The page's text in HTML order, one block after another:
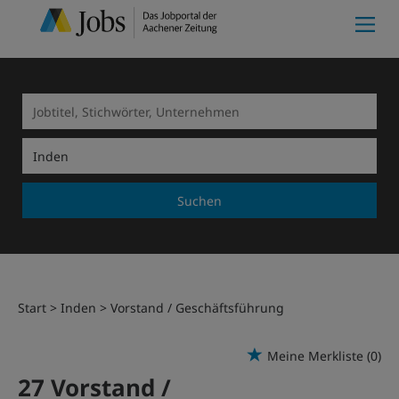
Suchen
Start Inden Vorstand / Geschäftsführung
Meine Merkliste (0)
27 Vorstand /